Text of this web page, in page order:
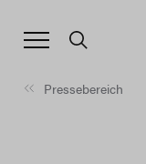
Pressebereich